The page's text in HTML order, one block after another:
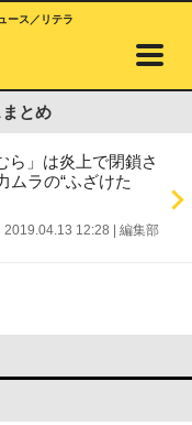
ース／リテラ
とめ
ら」は炎上で閉鎖さ
ラの“ふざけた
2019.04.13 12:28 編集部